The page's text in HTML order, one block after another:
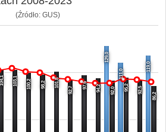
(Źródło: GUS)
129,0
111,0
119,0
104,1 103,1 100,2 98,2 101,8
92,7
97,6 94,2 92,0 95,2 92,5
86,2